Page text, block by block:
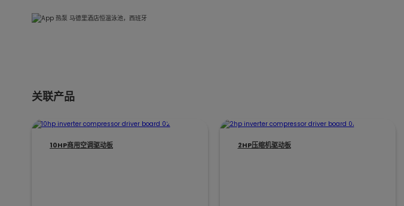
关联产品
10HP商用空调驱动板 2HP压缩机驱动板